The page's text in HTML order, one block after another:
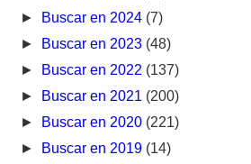
► Buscar en 2024 (7)
► Buscar en 2023 (48)
► Buscar en 2022 (137)
► Buscar en 2021 (200)
► Buscar en 2020 (221)
► Buscar en 2019 (14)